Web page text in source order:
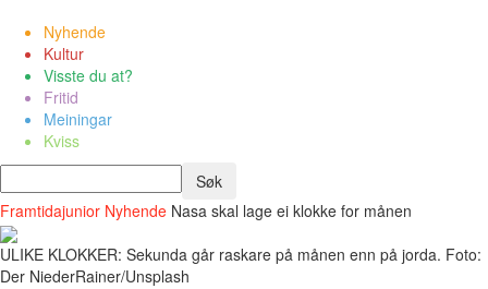
Nyhende
Kultur
Visste du at?
Fritid
Meiningar
Kviss
Framtidajunior Nyhende Nasa skal lage ei klokke for månen
ULIKE KLOKKER: Sekunda går raskare på månen enn på jorda. Foto:
Der NiederRainer/Unsplash